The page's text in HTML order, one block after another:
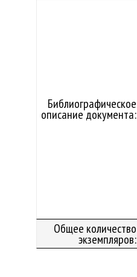
Библиографическое
описание документа:
Общее количество
экземпляров: